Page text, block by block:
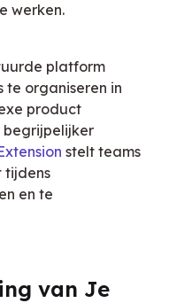
werken.
platform
te organiseren in
product
begrijpelijker
stelt teams
tijdens
en te
van Je